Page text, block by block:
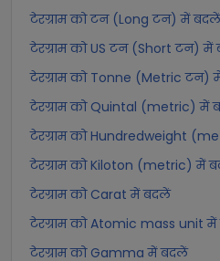
टेरग्राम को टन (Long टन) में बदलें
टेरग्राम को US टन (Short टन) में
टेरग्राम को Tonne (Metric टन)
टेरग्राम को Quintal (metric) में
टेरग्राम को Hundredweight
टेरग्राम को Kiloton (metric) में
टेरग्राम को Carat में बदलें
टेरग्राम को Atomic mass unit
टेरग्राम को Gamma में बदलें